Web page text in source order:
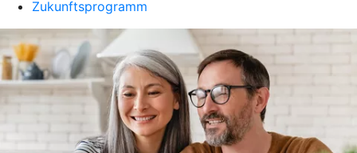
Zukunftsprogramm